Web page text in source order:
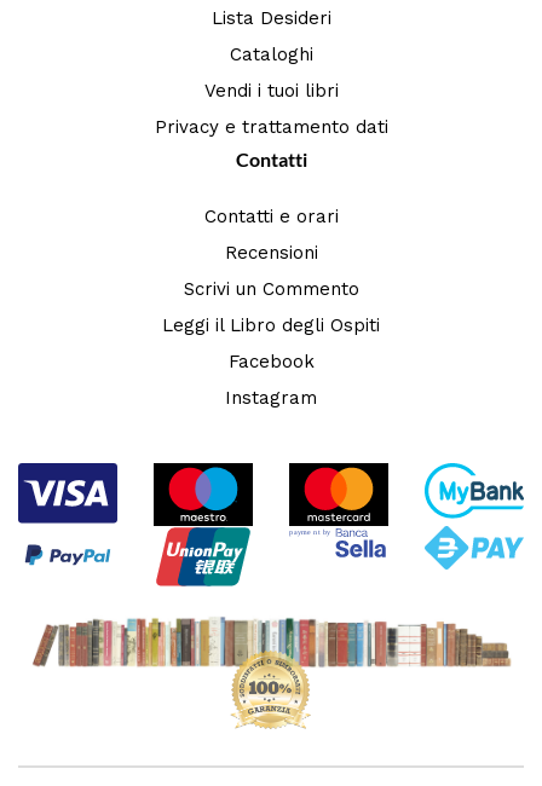
Lista Desideri
Cataloghi
Vendi i tuoi libri
Privacy e trattamento dati
Contatti
Contatti e orari
Recensioni
Scrivi un Commento
Leggi il Libro degli Ospiti
Facebook
Instagram